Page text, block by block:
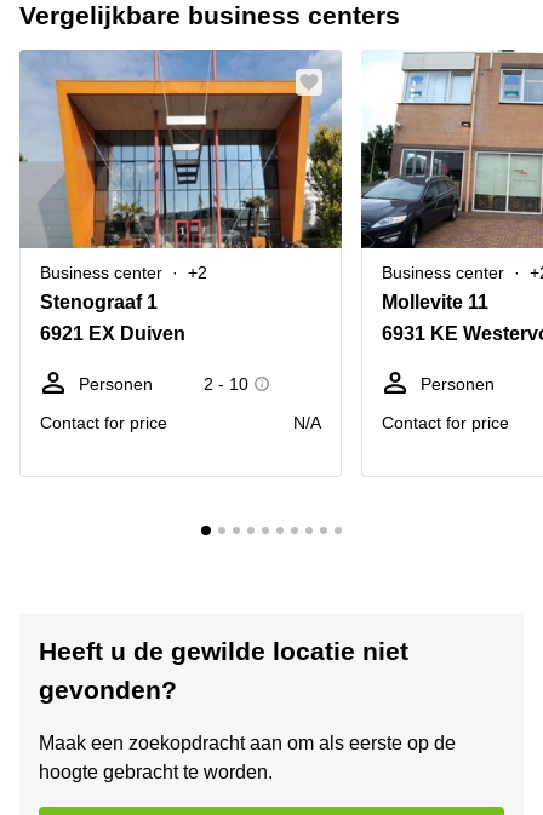
Vergelijkbare business centers
Business center +2
Stenograaf 1
6921 EX Duiven
Personen
2 - 10
Contact for price
N/A
Business center
Mollevite 11
6931 KE
Personen
Contact for price
Heeft u de gewilde locatie niet
gevonden?
Maak een zoekopdracht aan om als eerste op de
hoogte gebracht te worden.